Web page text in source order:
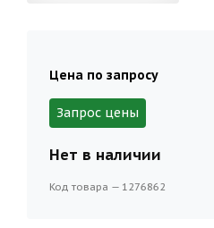
Цена по запросу
Запрос цены
Нет в наличии
Код товара — 1276862